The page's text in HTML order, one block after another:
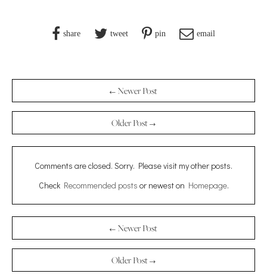
share tweet pin email
← Newer Post
Older Post →
Comments are closed. Sorry. Please visit my other posts.
Check Recommended posts or newest on Homepage.
← Newer Post
Older Post →